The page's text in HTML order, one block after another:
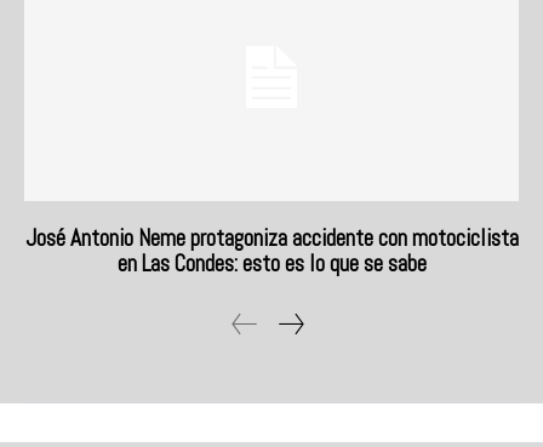
José Antonio Neme protagoniza accidente con motociclista
en Las Condes: esto es lo que se sabe